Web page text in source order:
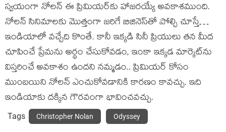
స్వయంగా నోలన్ ఈ ప్రిమియర్‌కు హాజరయ్యే అవకాశముంది.
నోలన్ సినిమాలకు మొత్తంగా జరిగే బిజినెస్‌తో పోల్చి చూస్తే…
ఇండియాలో వచ్చేది కొంతే. కానీ ఇక్కడి సినీ ప్రియులు తన మీద
చూపించే ప్రేమను అర్థం చేసుకోవడం, ఇంకా ఇక్కడ మార్కెట్‌ను
విస్తరించే అవకాశం ఉందని నమ్మడం.. ప్రిమియర్‌ కోసం
ముంబయిని నోలన్ ఎంచుకోవడానికి కారణం కావచ్చు. ఇది
ఇండియాకు దక్కిన గౌరవంగా భావించవచ్చు.
Tags Christopher Nolan Odyssey